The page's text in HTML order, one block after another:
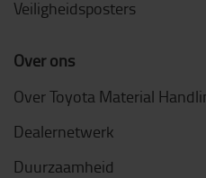
Veiligheidsposters
Over ons
Over Toyota Material
Dealernetwerk
Duurzaamheid